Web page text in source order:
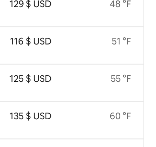
129 $ USD
116 $ USD
125 $ USD
135 $ USD
48 °F
51 °F
55 °F
60 °F